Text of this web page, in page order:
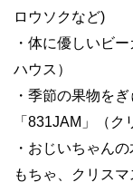
ロウソクなど)
・体に優しいビ
ハウス）
・季節の果物を
「831JAM」（ク
・おじいちゃん
もちゃ、クリス